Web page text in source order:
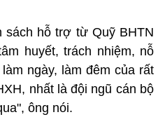
sách hỗ trợ từ Quỹ BHTN
huyết, trách nhiệm, nỗ
ngày, làm đêm của rất
nhất là đội ngũ cán bộ
ông nói.